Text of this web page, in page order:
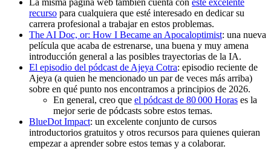
recurso para cualquiera que esté interesado en dedicar su
carrera profesional a trabajar en estos problemas.
The AI Doc, or: How I Became an Apocaloptimist: una nueva
película que acaba de estrenarse, una buena y muy amena
introducción general a las posibles trayectorias de la IA.
El episodio del pódcast de Ajeya Cotra: episodio reciente de
Ajeya (a quien he mencionado un par de veces más arriba)
sobre en qué punto nos encontramos a principios de 2026.
En general, creo que el pódcast de 80 000 Horas es la
mejor serie de pódcasts sobre estos temas.
BlueDot Impact: un excelente conjunto de cursos
introductorios gratuitos y otros recursos para quienes quieran
empezar a aprender sobre estos temas y a colaborar.